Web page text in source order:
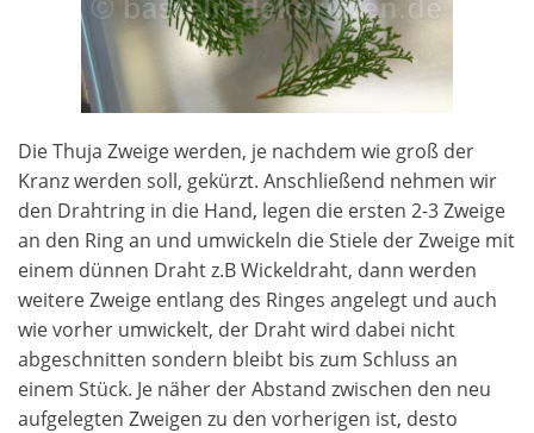
Die Thuja Zweige werden, je nachdem wie groß der
Kranz werden soll, gekürzt. Anschließend nehmen wir
den Drahtring in die Hand, legen die ersten 2-3 Zweige
an den Ring an und umwickeln die Stiele der Zweige mit
einem dünnen Draht z.B Wickeldraht, dann werden
weitere Zweige entlang des Ringes angelegt und auch
wie vorher umwickelt, der Draht wird dabei nicht
abgeschnitten sondern bleibt bis zum Schluss an
einem Stück. Je näher der Abstand zwischen den neu
aufgelegten Zweigen zu den vorherigen ist, desto